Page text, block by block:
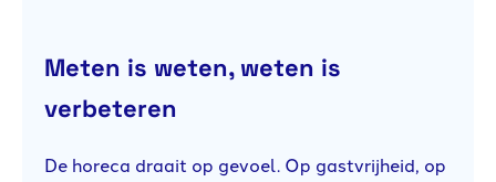
Meten is weten, weten is
verbeteren
De horeca draait op gevoel. Op gastvrijheid, op